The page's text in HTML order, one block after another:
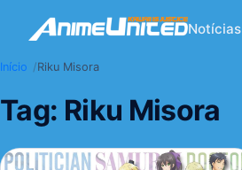
Notícias
Início Riku Misora
Tag: Riku Misora